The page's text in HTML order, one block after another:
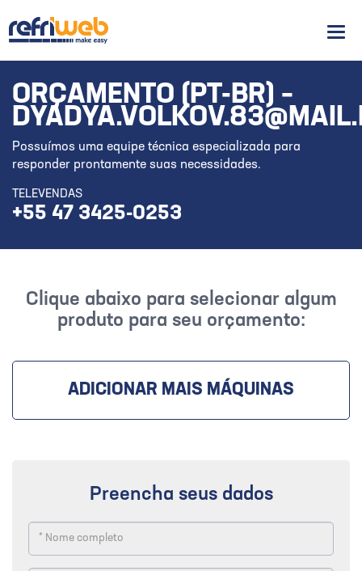
ORÇAMENTO (PT-BR) –
Possuímos uma equipe técnica especializada para
responder prontamente suas necessidades.
TELEVENDAS
+55 47 3425-0253
Clique abaixo para selecionar algum
produto para seu orçamento:
ADICIONAR MAIS MÁQUINAS
Preencha seus dados